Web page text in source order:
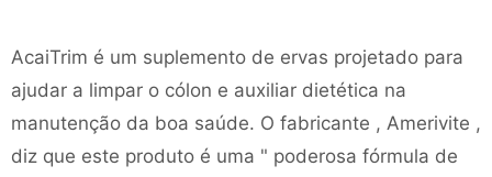
AcaiTrim é um suplemento de ervas projetado para
ajudar a limpar o cólon e auxiliar dietética na
manutenção da boa saúde. O fabricante , Amerivite ,
diz que este produto é uma " poderosa fórmula de